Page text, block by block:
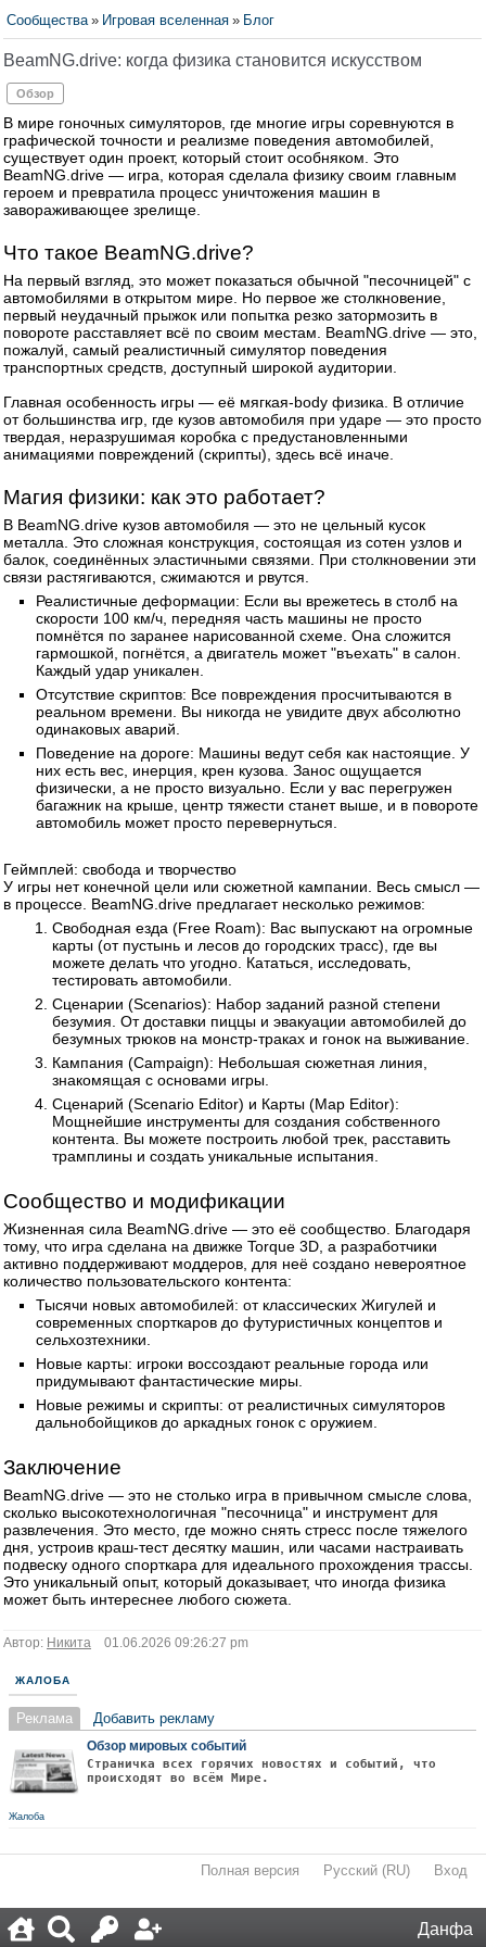
Данфа
Сообщества » Игровая вселенная » Блог
BeamNG.drive: когда физика становится искусством
Обзор
В мире гоночных симуляторов, где многие игры соревнуются в
графической точности и реализме поведения автомобилей,
существует один проект, который стоит особняком. Это
BeamNG.drive — игра, которая сделала физику своим главным
героем и превратила процесс уничтожения машин в
завораживающее зрелище.
Что такое BeamNG.drive?
На первый взгляд, это может показаться обычной "песочницей" с
автомобилями в открытом мире. Но первое же столкновение,
первый неудачный прыжок или попытка резко затормозить в
повороте расставляет всё по своим местам. BeamNG.drive — это,
пожалуй, самый реалистичный симулятор поведения
транспортных средств, доступный широкой аудитории.
Главная особенность игры — её мягкая-body физика. В отличие
от большинства игр, где кузов автомобиля при ударе — это просто
твердая, неразрушимая коробка с предустановленными
анимациями повреждений (скрипты), здесь всё иначе.
Магия физики: как это работает?
В BeamNG.drive кузов автомобиля — это не цельный кусок
металла. Это сложная конструкция, состоящая из сотен узлов и
балок, соединённых эластичными связями. При столкновении эти
связи растягиваются, сжимаются и рвутся.
Реалистичные деформации: Если вы врежетесь в столб на
скорости 100 км/ч, передняя часть машины не просто
помнётся по заранее нарисованной схеме. Она сложится
гармошкой, погнётся, а двигатель может "въехать" в салон.
Каждый удар уникален.
Отсутствие скриптов: Все повреждения просчитываются в
реальном времени. Вы никогда не увидите двух абсолютно
одинаковых аварий.
Поведение на дороге: Машины ведут себя как настоящие. У
них есть вес, инерция, крен кузова. Занос ощущается
физически, а не просто визуально. Если у вас перегружен
багажник на крыше, центр тяжести станет выше, и в повороте
автомобиль может просто перевернуться.
Геймплей: свобода и творчество
У игры нет конечной цели или сюжетной кампании. Весь смысл —
в процессе. BeamNG.drive предлагает несколько режимов:
Свободная езда (Free Roam): Вас выпускают на огромные
карты (от пустынь и лесов до городских трасс), где вы
можете делать что угодно. Кататься, исследовать,
тестировать автомобили.
Сценарии (Scenarios): Набор заданий разной степени
безумия. От доставки пиццы и эвакуации автомобилей до
безумных трюков на монстр-траках и гонок на выживание.
Кампания (Campaign): Небольшая сюжетная линия,
знакомящая с основами игры.
Сценарий (Scenario Editor) и Карты (Map Editor):
Мощнейшие инструменты для создания собственного
контента. Вы можете построить любой трек, расставить
трамплины и создать уникальные испытания.
Сообщество и модификации
Жизненная сила BeamNG.drive — это её сообщество. Благодаря
тому, что игра сделана на движке Torque 3D, а разработчики
активно поддерживают моддеров, для неё создано невероятное
количество пользовательского контента:
Тысячи новых автомобилей: от классических Жигулей и
современных спорткаров до футуристичных концептов и
сельхозтехники.
Новые карты: игроки воссоздают реальные города или
придумывают фантастические миры.
Новые режимы и скрипты: от реалистичных симуляторов
дальнобойщиков до аркадных гонок с оружием.
Заключение
BeamNG.drive — это не столько игра в привычном смысле слова,
сколько высокотехнологичная "песочница" и инструмент для
развлечения. Это место, где можно снять стресс после тяжелого
дня, устроив краш-тест десятку машин, или часами настраивать
подвеску одного спорткара для идеального прохождения трассы.
Это уникальный опыт, который доказывает, что иногда физика
может быть интереснее любого сюжета.
Автор: Никита 01.06.2026 09:26:27 pm
ЖАЛОБА
Реклама Добавить рекламу
Обзор мировых событий
Страничка всех горячих новостях и событий, что
происходят во всём Мире.
Жалоба
Полная версия Русский (RU) Вход